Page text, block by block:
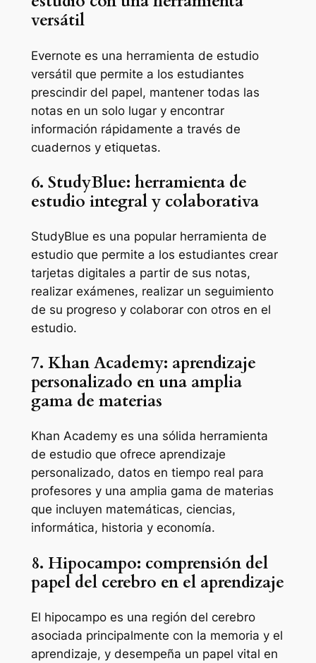
versátil
Evernote es una herramienta de estudio
versátil que permite a los estudiantes
prescindir del papel, mantener todas las
notas en un solo lugar y encontrar
información rápidamente a través de
cuadernos y etiquetas.
6. StudyBlue: herramienta de
estudio integral y colaborativa
StudyBlue es una popular herramienta de
estudio que permite a los estudiantes crear
tarjetas digitales a partir de sus notas,
realizar exámenes, realizar un seguimiento
de su progreso y colaborar con otros en el
estudio.
7. Khan Academy: aprendizaje
personalizado en una amplia
gama de materias
Khan Academy es una sólida herramienta
de estudio que ofrece aprendizaje
personalizado, datos en tiempo real para
profesores y una amplia gama de materias
que incluyen matemáticas, ciencias,
informática, historia y economía.
8. Hipocampo: comprensión del
papel del cerebro en el aprendizaje
El hipocampo es una región del cerebro
asociada principalmente con la memoria y el
aprendizaje, y desempeña un papel vital en